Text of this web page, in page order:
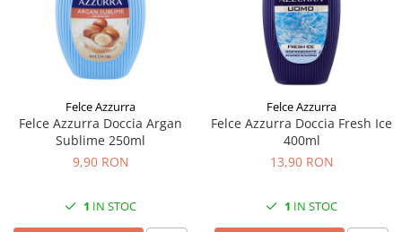
Felce Azzurra
Felce Azzurra Doccia Argan
Sublime 250ml
9,90 RON
1 IN STOC
Felce Azzurra
Felce Azzurra Doccia Fresh Ice
400ml
13,90 RON
1 IN STOC